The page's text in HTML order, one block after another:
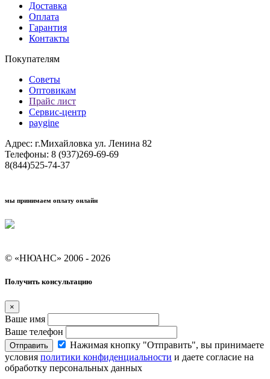
Доставка
Оплата
Гарантия
Контакты
Покупателям
Советы
Оптовикам
Прайс лист
Сервис-центр
paygine
Адрес: г.Михайловка ул. Ленина 82
Телефоны: 8 (937)269-69-69
8(844)525-74-37
мы принимаем оплату онлайн
© «НЮАНС» 2006 - 2026
Получить консультацию
×
Ваше имя
Ваше телефон
Отправить
Нажимая кнопку "Отправить", вы принимаете
условия политики конфиденциальности и даете согласие на
обработку персональных данных